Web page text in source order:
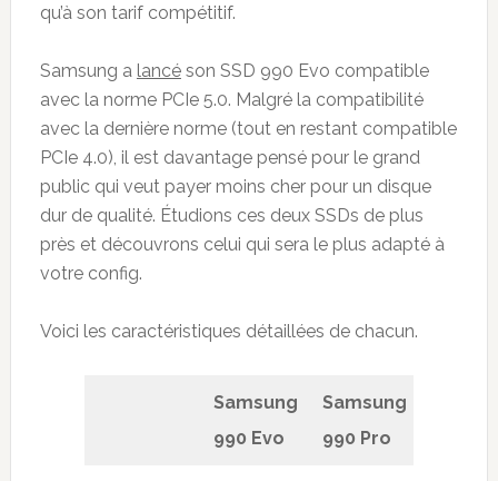
qu’à son tarif compétitif.
Samsung a lancéson SSD 990 Evo compatible
avec la norme PCIe 5.0. Malgré la compatibilité
avec la dernière norme (tout en restant compatible
PCIe 4.0), il est davantage pensé pour le grand
public qui veut payer moins cher pour un disque
dur de qualité. Étudions ces deux SSDs de plus
près et découvrons celui qui sera le plus adapté à
votre config.
Voici les caractéristiques détaillées de chacun.
Samsung
990 Evo
Samsung
990 Pro